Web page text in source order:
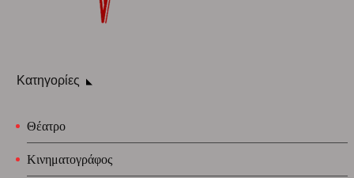
Κατηγορίες
Θέατρο
Κινηματογράφος